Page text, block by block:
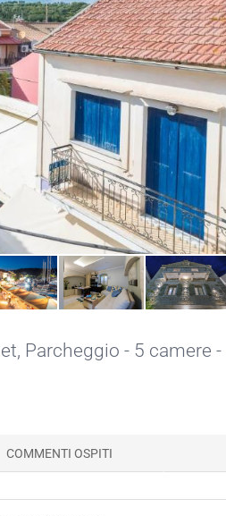
Parcheggio - 5 camere
COMMENTI OSPITI